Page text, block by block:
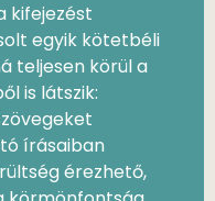
kifejezést
egyik kötetbéli
teljesen körül a
is látszik:
írásaiban
érezhető,